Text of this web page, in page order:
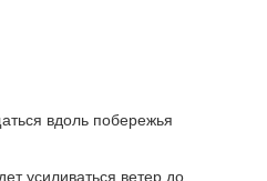
вдоль побережья
усиливаться ветер до